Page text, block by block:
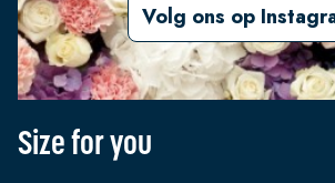
Volg ons op
Size for you